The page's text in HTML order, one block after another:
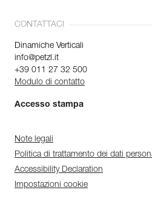
CONTATTACI
Dinamiche Verticali
info@petzl.it
+39 011 27 32 500
Modulo di contatto
Accesso stampa
Note legali
Politica di trattamento dei dati
Accessibility Declaration
Impostazioni cookie